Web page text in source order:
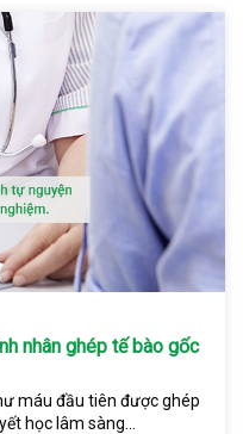
nhân ghép tế bào gốc
máu đầu tiên được ghép
học lâm sàng...